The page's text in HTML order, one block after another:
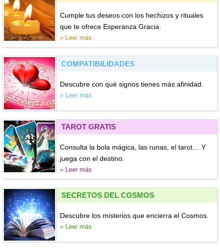
Cumple tus deseos con los hechizos y rituales
que te ofrece Esperanza Gracia.
» Leer más
COMPATIBILIDADES
Descubre con qué signos tienes más afinidad.
» Leer más
TAROT GRATIS
Consulta la bola mágica, las runas, el tarot… Y
juega con el destino.
» Leer más
SECRETOS DEL COSMOS
Descubre los misterios que encierra el Cosmos.
» Leer más